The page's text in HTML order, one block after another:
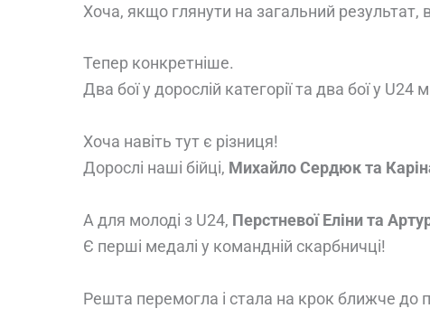
Хоча, якщо глянути на загальний результат,
Тепер конкретніше.
Два бої у дорослій категорії та два бої у
Хоча навіть тут є різниця!
Дорослі наші бійці, Михайло Сердюк та
А для молоді з U24, Перстневої Еліни та
Є перші медалі у командній скарбничці!
Решта перемогла і стала на крок ближче до